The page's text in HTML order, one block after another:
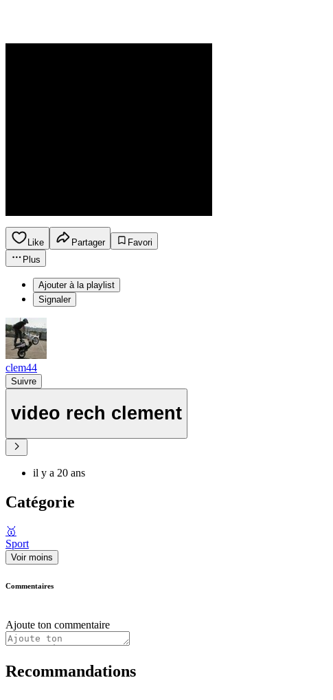
Like Partager
Favori
Plus
Ajouter à la playlist
Signaler
clem44
Suivre
video rech clement
il y a 20 ans
Catégorie
🥇
Sport
Voir moins
Commentaires
Ajoute ton commentaire
Recommandations